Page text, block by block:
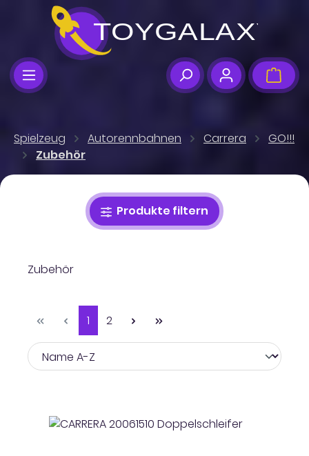
Zum Hauptinhalt springen
Spielzeug Autorennbahnen Carrera
GO!!!
Zubehör
Produkte filtern
Zubehör
Seite
1 Seite
2